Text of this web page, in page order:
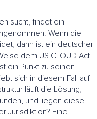
sucht, findet ein
Wenn die
dann ist ein deutscher
dem US CLOUD Act
ein Punkt zu seinen
sich in diesem Fall auf
läuft die Lösung,
und liegen diese
Jurisdiktion? Eine